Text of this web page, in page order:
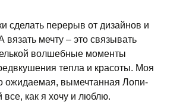
сделать перерыв от дизайнов и
вязать мечту – это связывать
волшебные моменты
тепла и красоты. Моя
ожидаемая, вымечтанная Лопи-
все, как я хочу и люблю.